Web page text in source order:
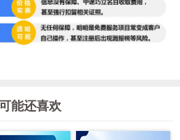
能还喜欢